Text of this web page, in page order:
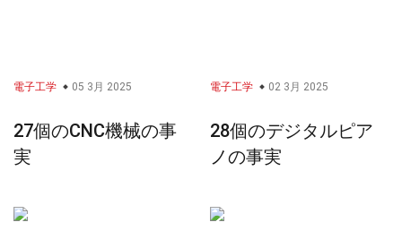
電子工学 05 3月 2025
27個のCNC機械の事
実
電子工学 02 3月 2025
28個のデジタルピア
ノの事実